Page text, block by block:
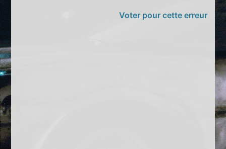
Voter pour cette erreur